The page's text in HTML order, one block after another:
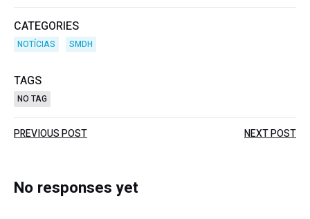
CATEGORIES
NOTÍCIAS SMDH
TAGS
NO TAG
Post
navigation
PREVIOUS POST NEXT POST
No responses yet